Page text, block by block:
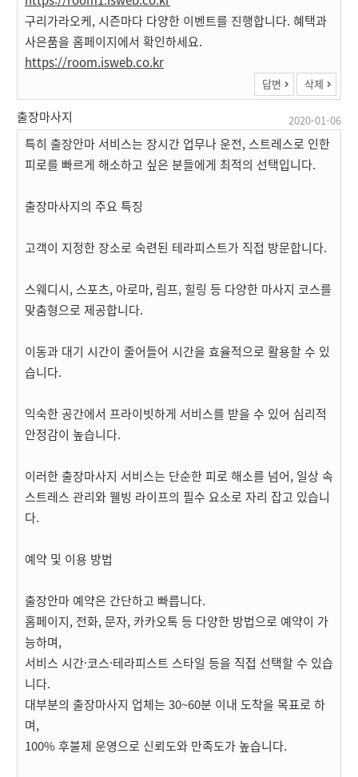
구리가라오케, 시즌마다 다양한 이벤트를 진행합니다. 혜택과
사은품을 홈페이지에서 확인하세요.
https://room.isweb.co.kr
답변 삭제
출장마사지 2020-01-06
특히 출장안마 서비스는 장시간 업무나 운전, 스트레스로 인한
피로를 빠르게 해소하고 싶은 분들에게 최적의 선택입니다.
출장마사지의 주요 특징
고객이 지정한 장소로 숙련된 테라피스트가 직접 방문합니다.
스웨디시, 스포츠, 아로마, 림프, 힐링 등 다양한 마사지 코스를
맞춤형으로 제공합니다.
이동과 대기 시간이 줄어들어 시간을 효율적으로 활용할 수 있
습니다.
익숙한 공간에서 프라이빗하게 서비스를 받을 수 있어 심리적
안정감이 높습니다.
이러한 출장마사지 서비스는 단순한 피로 해소를 넘어, 일상 속
스트레스 관리와 웰빙 라이프의 필수 요소로 자리 잡고 있습니
다.
예약 및 이용 방법
출장안마 예약은 간단하고 빠릅니다.
홈페이지, 전화, 문자, 카카오톡 등 다양한 방법으로 예약이 가
능하며,
서비스 시간·코스·테라피스트 스타일 등을 직접 선택할 수 있습
니다.
대부분의 출장마사지 업체는 30~60분 이내 도착을 목표로 하
며,
100% 후불제 운영으로 신뢰도와 만족도가 높습니다.